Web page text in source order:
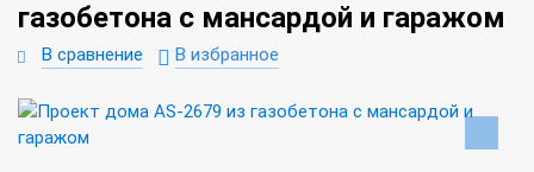
газобетона с мансардой и гаражом
В сравнение В избранное